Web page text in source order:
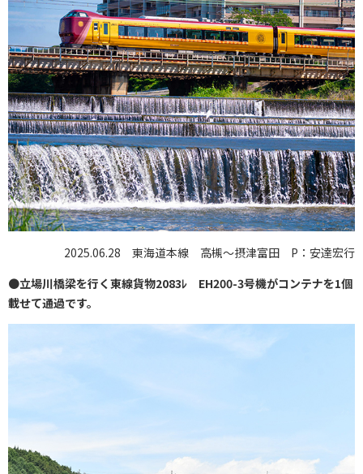
2025.06.28 東海道本線 高槻〜摂津富田 P：安達宏行
●立場川橋梁を行く東線貨物2083ﾚ EH200-3号機がコンテナを1個
載せて通過です。